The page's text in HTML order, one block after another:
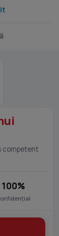
competent
100%